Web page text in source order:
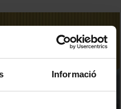
Informació